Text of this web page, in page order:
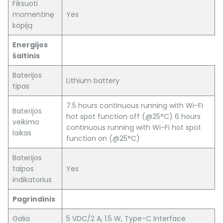
Fiksuoti
momentinę
kopiją
Yes
Energijos
šaltinis
Baterijos
tipas
Lithium battery
Baterijos
veikimo
laikas
7.5 hours continuous running with Wi-Fi
hot spot function off (@25°C) 6 hours
continuous running with Wi-Fi hot spot
function on (@25°C)
Baterijos
talpos
indikatorius
Yes
Pagrindinis
Galia
5 VDC/2 A, 1.5 W, Type-C Interface